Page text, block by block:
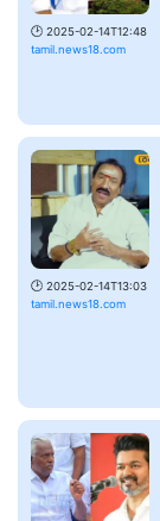
🕑 2025-02-14T12:48
tamil.news18.com
🕑 2025-02-14T13:03
tamil.news18.com